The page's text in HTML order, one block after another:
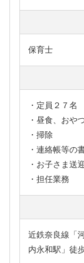
保育士
・定員２７
・昼食、おや
・掃除
・連絡帳等の
・お子さま送
・担任業務
近鉄奈良線「
内永和駅」徒